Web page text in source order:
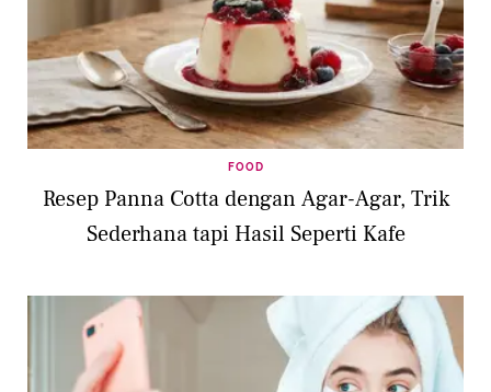
FOOD
Resep Panna Cotta dengan Agar-Agar, Trik
Sederhana tapi Hasil Seperti Kafe